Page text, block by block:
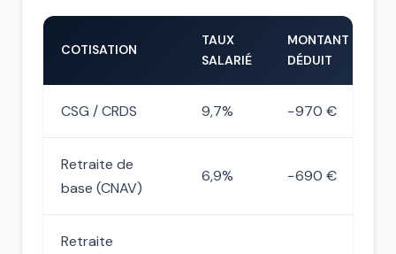
COTISATION
TAUX
SALARIÉ
MONTANT
DÉDUIT
CSG / CRDS 9,7% −970 €
Retraite de
base (CNAV)
6,9% −690 €
Retraite